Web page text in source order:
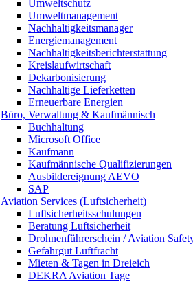
Umweltschutz
Umweltmanagement
Nachhaltigkeitsmanager
Energiemanagement
Nachhaltigkeitsberichterstattung
Kreislaufwirtschaft
Dekarbonisierung
Nachhaltige Lieferketten
Erneuerbare Energien
Büro, Verwaltung & Kaufmännisch
Buchhaltung
Microsoft Office
Kaufmann
Kaufmännische Qualifizierungen
Ausbildereignung AEVO
SAP
Aviation Services (Luftsicherheit)
Luftsicherheitsschulungen
Beratung Luftsicherheit
Drohnenführerschein / Aviation
Gefahrgut Luftfracht
Mieten & Tagen in Dreieich
DEKRA Aviation Tage